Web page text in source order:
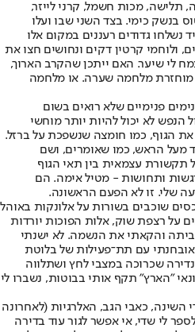
תלישה, מכות חשמל, קרני לייזר,
בנשק כימי. בצד השני שבו ועלו
גדודים רעננים במקום אלו
ולוחמי קרטין דקים ונחושים חצו את
לי שיער. האם ייתכן שהקרב הארוך,
מלחמה שערה. או מלחמה
פנימיים שלא רואים בשום
הנפש לא יכול להיות יותר מוחשי
הגוף, כמו חומצה שנשפכת על ברזל.
מעל הראש, כמו שאומרים, ושם
תקשורת עצמאית בין תאי הגוף
ותחושות - מטיל אימה. הם
שלי. זו לא הפעם הראשונה.
שוכבים בשורות על אלונקות באוהל
על רצפת שוק, אלות הפוכות יורדות
והקאתי את הנשמה. לא ישנתי
עם תת־פעילות של בלוטת
שכרוכה במצבי לחץ ושתלווה
אחרי שעיתונאי "הארץ" תקף אותי בבוטות, נשברו לי
השינה, כאבי הגב, האלרגיות (לאחרונה
לי שדי, אי אפשר לגור עוד בדירה